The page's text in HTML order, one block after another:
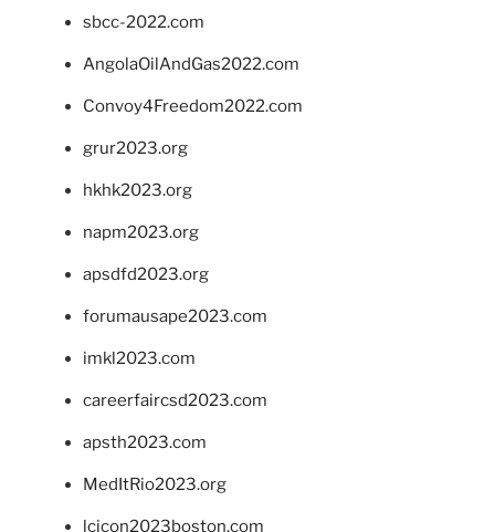
sbcc-2022.com
AngolaOilAndGas2022.com
Convoy4Freedom2022.com
grur2023.org
hkhk2023.org
napm2023.org
apsdfd2023.org
forumausape2023.com
imkl2023.com
careerfaircsd2023.com
apsth2023.com
MedItRio2023.org
lcicon2023boston.com